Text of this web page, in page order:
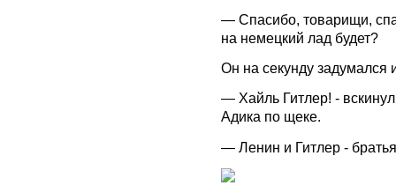
— Спасибо, товарищи,
на немецкий лад будет?
Он на секунду задумался
— Хайль Гитлер! -
Адика по щеке.
— Ленин и Гитлер -